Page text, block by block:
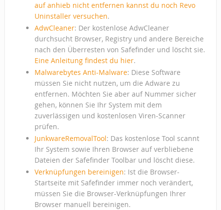
auf anhieb nicht entfernen kannst du noch Revo
Uninstaller versuchen.
AdwCleaner: Der kostenlose AdwCleaner
durchsucht Browser, Registry und andere Bereiche
nach den Überresten von Safefinder und löscht sie.
Eine Anleitung findest du hier.
Malwarebytes Anti-Malware: Diese Software
müssen Sie nicht nutzen, um die Adware zu
entfernen. Möchten Sie aber auf Nummer sicher
gehen, können Sie Ihr System mit dem
zuverlässigen und kostenlosen Viren-Scanner
prüfen.
JunkwareRemovalTool: Das kostenlose Tool scannt
Ihr System sowie Ihren Browser auf verbliebene
Dateien der Safefinder Toolbar und löscht diese.
Verknüpfungen bereinigen: Ist die Browser-
Startseite mit Safefinder immer noch verändert,
müssen Sie die Browser-Verknüpfungen Ihrer
Browser manuell bereinigen.